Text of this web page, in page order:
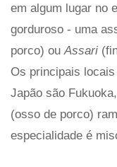
em algum lugar no
gorduroso - uma
porco) ou Assari
Os principais
Japão são
(osso de porco)
especialidade é